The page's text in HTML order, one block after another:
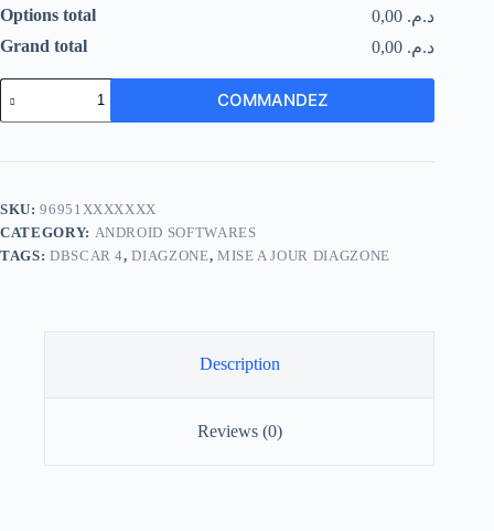
Options total
د.م. 0,00
Grand total
د.م. 0,00
Diagzone
Pour
DBSCAR
quantity
COMMANDEZ
SKU:96951XXXXXXX
CATEGORY: ANDROID SOFTWARES
TAGS: DBSCAR 4,DIAGZONE, MISE A JOUR DIAGZONE
Description
Reviews (0)